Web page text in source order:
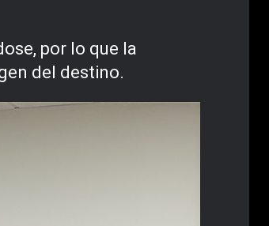
por lo que la
del destino.